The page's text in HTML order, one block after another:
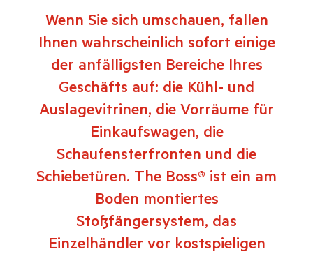
Wenn Sie sich umschauen, fallen
Ihnen wahrscheinlich sofort einige
der anfälligsten Bereiche Ihres
Geschäfts auf: die Kühl- und
Auslagevitrinen, die Vorräume für
Einkaufswagen, die
Schaufensterfronten und die
Schiebetüren. The Boss® ist ein am
Boden montiertes
Stoßfängersystem, das
Einzelhändler vor kostspieligen